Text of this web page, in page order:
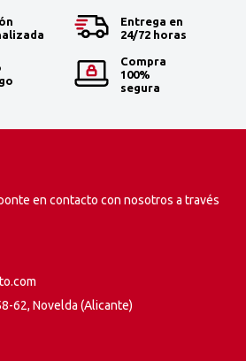
Entrega en
24/72 horas
Compra
100%
segura
en contacto con nosotros a través
62, Novelda (Alicante)